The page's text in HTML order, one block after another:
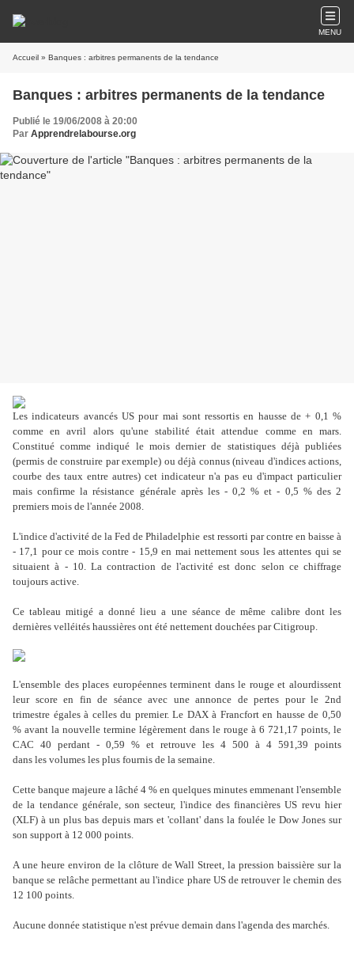
MENU
Accueil » Banques : arbitres permanents de la tendance
Banques : arbitres permanents de la tendance
Publié le 19/06/2008 à 20:00
Par Apprendrelabourse.org
Les indicateurs avancés US pour mai sont ressortis en hausse de + 0,1 %
comme en avril alors qu'une stabilité était attendue comme en mars.
Constitué comme indiqué le mois dernier de statistiques déjà publiées
(permis de construire par exemple) ou déjà connus (niveau d'indices actions,
courbe des taux entre autres) cet indicateur n'a pas eu d'impact particulier
mais confirme la résistance générale après les - 0,2 % et - 0,5 % des 2
premiers mois de l'année 2008.
L'indice d'activité de la Fed de Philadelphie est ressorti par contre en baisse à
- 17,1 pour ce mois contre - 15,9 en mai nettement sous les attentes qui se
situaient à - 10. La contraction de l'activité est donc selon ce chiffrage
toujours active.
Ce tableau mitigé a donné lieu a une séance de même calibre dont les
dernières velléités haussières ont été nettement douchées par Citigroup.
L'ensemble des places européennes terminent dans le rouge et alourdissent
leur score en fin de séance avec une annonce de pertes pour le 2nd
trimestre égales à celles du premier. Le DAX à Francfort en hausse de 0,50
% avant la nouvelle termine légèrement dans le rouge à 6 721,17 points, le
CAC 40 perdant - 0,59 % et retrouve les 4 500 à 4 591,39 points
dans les volumes les plus fournis de la semaine.
Cette banque majeure a lâché 4 % en quelques minutes emmenant l'ensemble
de la tendance générale, son secteur, l'indice des financières US revu hier
(XLF) à un plus bas depuis mars et 'collant' dans la foulée le Dow Jones sur
son support à 12 000 points.
A une heure environ de la clôture de Wall Street, la pression baissière sur la
banque se relâche permettant au l'indice phare US de retrouver le chemin des
12 100 points.
Aucune donnée statistique n'est prévue demain dans l'agenda des marchés.